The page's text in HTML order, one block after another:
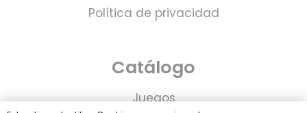
Política de privacidad
Catálogo
Juegos